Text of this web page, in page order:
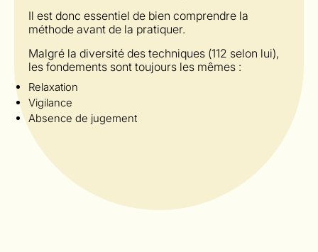
Il est donc essentiel de bien comprendre la
méthode avant de la pratiquer.
Malgré la diversité des techniques (112 selon lui),
les fondements sont toujours les mêmes :
Relaxation
Vigilance
Absence de jugement